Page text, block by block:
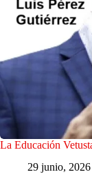
La Educación
29 junio, 2026